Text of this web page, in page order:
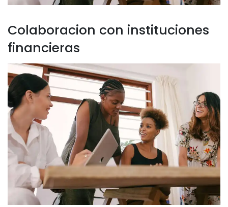
Colaboracion con instituciones
financieras